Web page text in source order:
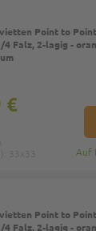
Point to
4 Falz, 2-lagig -
Auf
€
Point to
4 Falz, 2-lagig -